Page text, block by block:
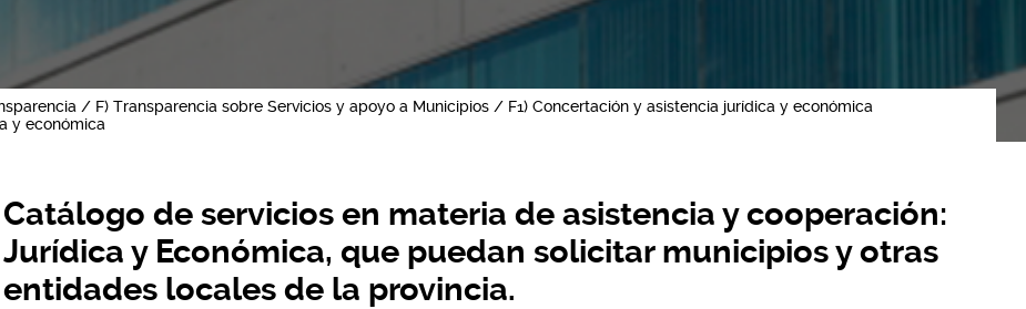
F) Transparencia sobre Servicios y apoyo a Municipios
F1) Concertación y asistencia jurídica y económica
y económica
Catálogo de servicios en materia de asistencia y cooperación:
Jurídica y Económica, que puedan solicitar municipios y otras
entidades locales de la provincia.